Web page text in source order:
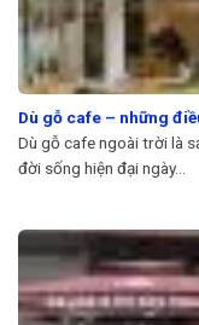
Dù gỗ cafe – những
Dù gỗ cafe ngoài trời là
đời sống hiện đại ngày...